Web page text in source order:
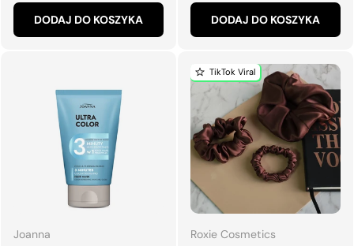
DODAJ DO KOSZYKA DODAJ DO KOSZYKA
Joanna
TikTok Viral
Roxie Cosmetics